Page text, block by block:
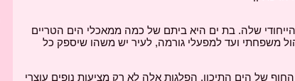
שלה. בת ים היא ביתם של כמה ממאכלי הים הטריים
משפחתי ועד למפעלי גורמה, לעיר יש משהו שיספק כל
של הים התיכון. הפלגות אלה לא רק מציעות נופים עוצרי